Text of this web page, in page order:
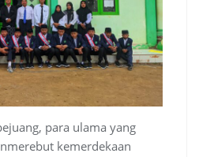
para ulama yang
kemerdekaan